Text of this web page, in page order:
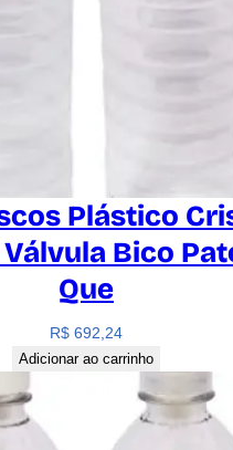
Plástico
Bico
Que
R$ 692,24
Adicionar ao carrinho